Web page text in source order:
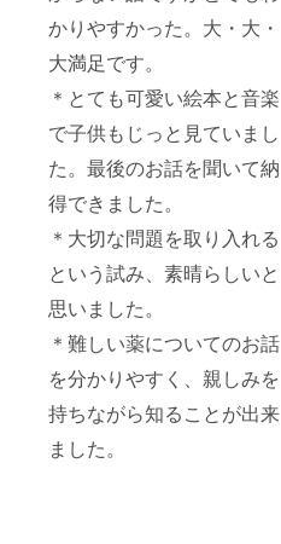
かりやすかった。大・大・
大満足です。
＊とても可愛い絵本と音楽
で子供もじっと見ていまし
た。最後のお話を聞いて納
得できました。
＊大切な問題を取り入れる
という試み、素晴らしいと
思いました。
＊難しい薬についてのお話
を分かりやすく、親しみを
持ちながら知ることが出来
ました。